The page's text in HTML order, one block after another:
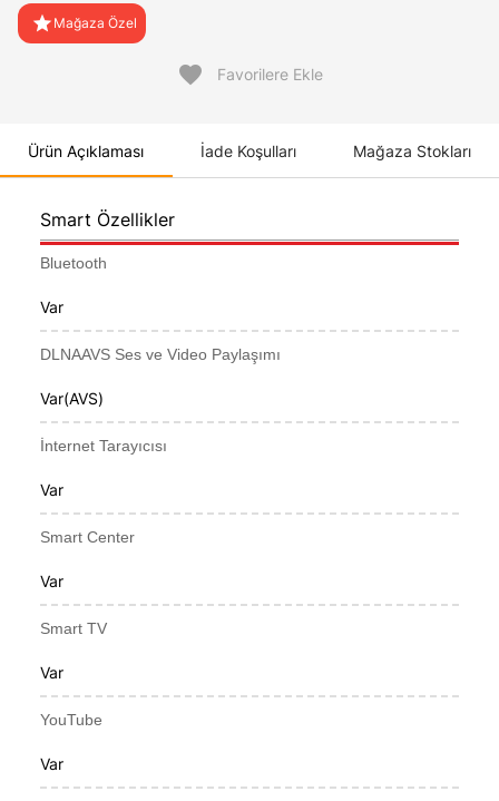
star Mağaza Özel
favorite Favorilere Ekle
Ürün Açıklaması İade Koşulları Mağaza Stokları
Smart Özellikler
Bluetooth
Var
DLNAAVS Ses ve Video Paylaşımı
Var(AVS)
İnternet Tarayıcısı
Var
Smart Center
Var
Smart TV
Var
YouTube
Var